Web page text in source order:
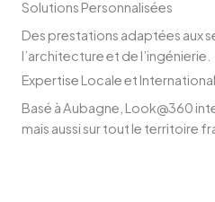
Solutions Personnalisées
Des prestations adaptées aux
l’architecture et de l’ingénierie.
Expertise Locale et
Basé à Aubagne, Look@360
mais aussi sur tout le territoire